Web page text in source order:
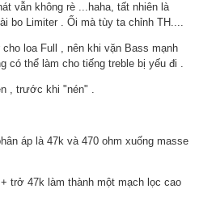
vẫn không rè ...haha, tất nhiên là
bo Limiter . Ối mà tùy ta chỉnh TH....
loa Full , nên khi vặn Bass mạnh
có thể làm cho tiếng treble bị yếu đi .
, trước khi "nén" .
áp là 47k và 470 ohm xuống masse
trở 47k làm thành một mạch lọc cao